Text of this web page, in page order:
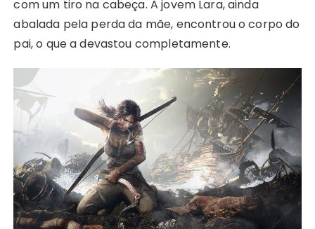
com um tiro na cabeça. A jovem Lara, ainda
abalada pela perda da mãe, encontrou o corpo do
pai, o que a devastou completamente.